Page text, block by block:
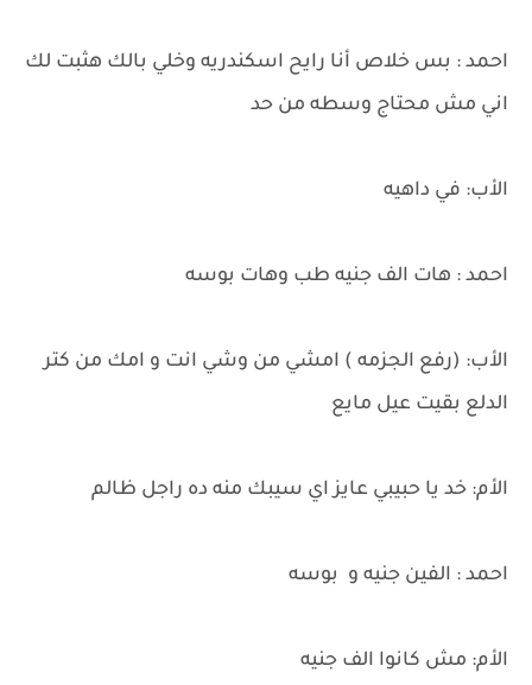
احمد : بس خلاص أنا رايح اسكندريه وخلي بالك هثبت لك
اني مش محتاج وسطه من حد
الأب: في داهيه
احمد : هات الف جنيه طب وهات بوسه
الأب: (رفع الجزمه ) امشي من وشي انت و امك من كتر
الدلع بقيت عيل مايع
الأم: خد يا حبيبي عايز اي سيبك منه ده راجل ظالم
احمد : الفين جنيه و بوسه
الأم: مش كانوا الف جنيه